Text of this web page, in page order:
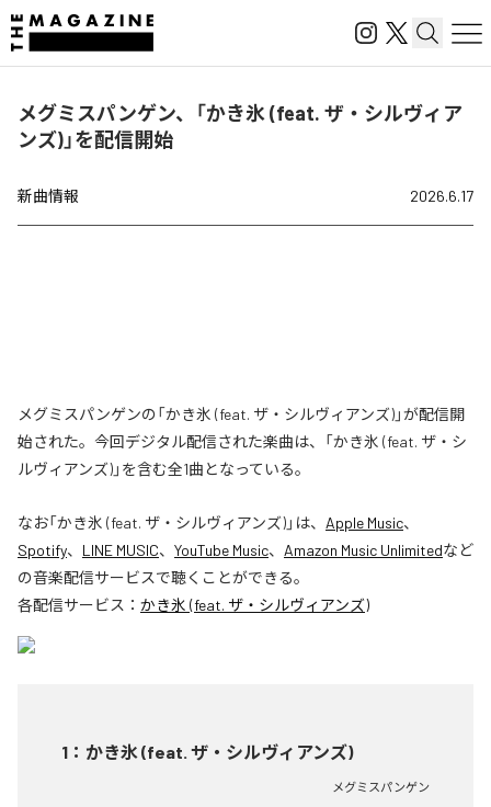
メグミスパンゲン、「かき氷 (feat. ザ・シルヴィア
ンズ)」を配信開始
新曲情報 2026.6.17
メグミスパンゲンの「かき氷 (feat. ザ・シルヴィアンズ)」が配信開
始された。今回デジタル配信された楽曲は、「かき氷 (feat. ザ・シ
ルヴィアンズ)」を含む全1曲となっている。
なお「かき氷 (feat. ザ・シルヴィアンズ)」は、 Apple Music、
Spotify、 LINE MUSIC、 YouTube Music、 Amazon Music Unlimitedなど
の音楽配信サービスで聴くことができる。
各配信サービス： かき氷 (feat. ザ・シルヴィアンズ)
1 ： かき氷 (feat. ザ・シルヴィアンズ)
メグミスパンゲン